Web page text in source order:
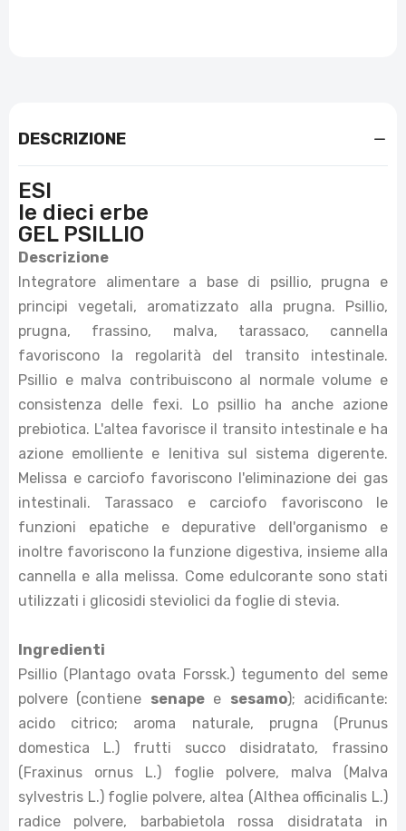
DESCRIZIONE
ESI
le dieci erbe
GEL PSILLIO
Descrizione
Integratore alimentare a base di psillio, prugna e
principi vegetali, aromatizzato alla prugna. Psillio,
prugna, frassino, malva, tarassaco, cannella
favoriscono la regolarità del transito intestinale.
Psillio e malva contribuiscono al normale volume e
consistenza delle fexi. Lo psillio ha anche azione
prebiotica. L'altea favorisce il transito intestinale e ha
azione emolliente e lenitiva sul sistema digerente.
Melissa e carciofo favoriscono l'eliminazione dei gas
intestinali. Tarassaco e carciofo favoriscono le
funzioni epatiche e depurative dell'organismo e
inoltre favoriscono la funzione digestiva, insieme alla
cannella e alla melissa. Come edulcorante sono stati
utilizzati i glicosidi steviolici da foglie di stevia.
Ingredienti
Psillio (Plantago ovata Forssk.) tegumento del seme
polvere (contiene senapee sesamo); acidificante:
acido citrico; aroma naturale, prugna (Prunus
domestica L.) frutti succo disidratato, frassino
(Fraxinus ornus L.) foglie polvere, malva (Malva
sylvestris L.) foglie polvere, altea (Althea officinalis L.)
radice polvere, barbabietola rossa disidratata in